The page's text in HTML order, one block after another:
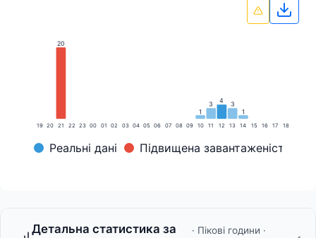
19 20
20
21 22 23 00 01 02 03 04 05 06 07 08 09
1
10
3
11
4
12
3
13
1
14 15 16 17 18
Реальні дані Підвищена завантаженість
Детальна статистика за
· Пікові години ·